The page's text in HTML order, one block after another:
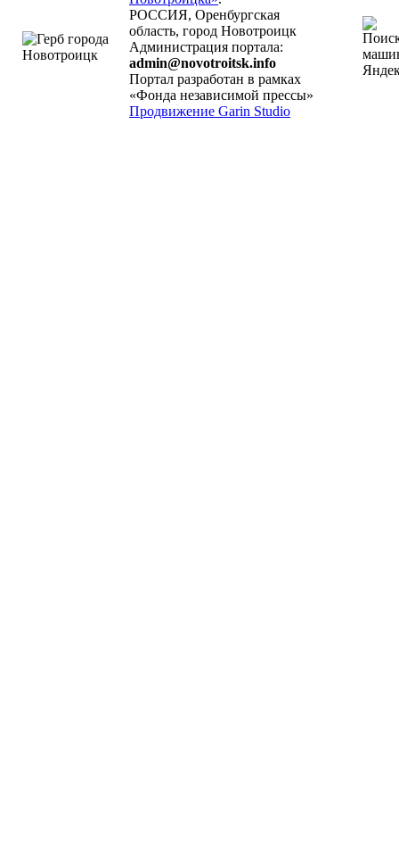
РОССИЯ, Оренбургская
область, город Новотроицк
Администрация портала:
admin@novotroitsk.info
Портал разработан в рамках
«Фонда независимой прессы»
Продвижение Garin Studio